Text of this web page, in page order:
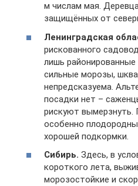
м числам мая.
защищённых от
Ленинградская
рискованного
лишь
сильные морозы,
непредсказуема.
посадки нет –
рискуют вымерзнуть.
особенно
хорошей подкормки.
Сибирь. Здесь, в
короткого лета,
морозостойкие и